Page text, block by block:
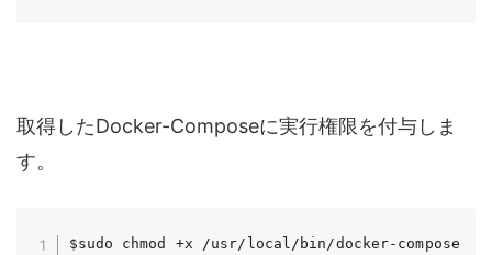
取得したDocker-Composeに実行権限を付与しま
す。